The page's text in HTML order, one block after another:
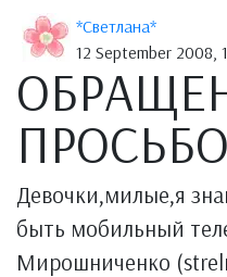
*Светлана*
12 September 2008,
Девочки,милые,я
быть мобильный
Мирошниченко